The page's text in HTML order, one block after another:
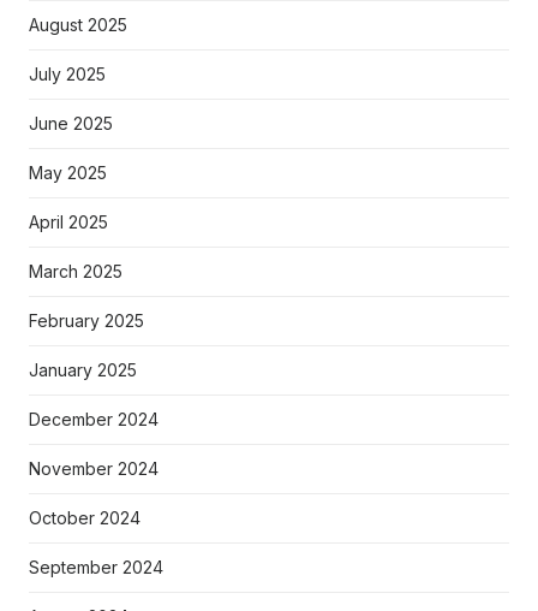
August 2025
July 2025
June 2025
May 2025
April 2025
March 2025
February 2025
January 2025
December 2024
November 2024
October 2024
September 2024